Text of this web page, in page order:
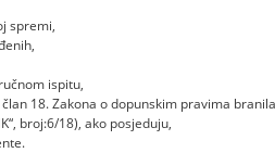
spremi,
ispitu,
18. Zakona o dopunskim pravima
broj:6/18), ako posjeduju,